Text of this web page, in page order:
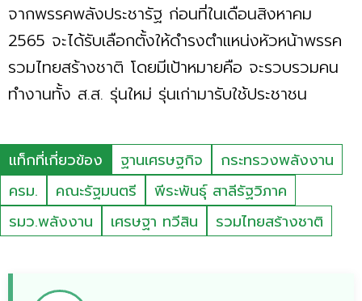
จากพรรคพลังประชารัฐ ก่อนที่ในเดือนสิงหาคม
2565 จะได้รับเลือกตั้งให้ดำรงตำแหน่งหัวหน้าพรรค
รวมไทยสร้างชาติ โดยมีเป้าหมายคือ จะรวบรวมคน
ทำงานทั้ง ส.ส. รุ่นใหม่ รุ่นเก่ามารับใช้ประชาชน
แท็กที่เกี่ยวข้อง ฐานเศรษฐกิจ
กระทรวงพลังงาน
ครม.
คณะรัฐมนตรี
พีระพันธุ์ สาลีรัฐวิภาค
รมว.พลังงาน
เศรษฐา ทวีสิน รวมไทยสร้างชาติ